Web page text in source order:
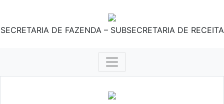
SECRETARIA DE FAZENDA – SUBSECRETARIA DE RECEITA